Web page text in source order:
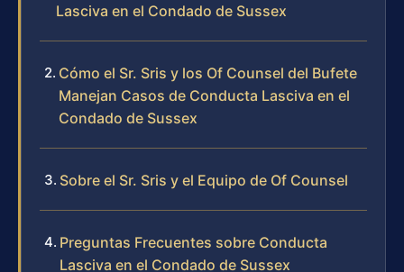
Lasciva en el Condado de Sussex
Cómo el Sr. Sris y los Of Counsel del Bufete
Manejan Casos de Conducta Lasciva en el
Condado de Sussex
Sobre el Sr. Sris y el Equipo de Of Counsel
Preguntas Frecuentes sobre Conducta
Lasciva en el Condado de Sussex